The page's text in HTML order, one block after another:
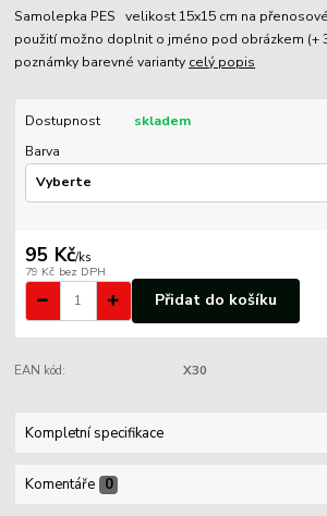
Samolepka PES velikost 15x15 cm na
použití možno doplnit o jméno pod obrázkem (+
poznámky barevné varianty celý popis
Dostupnost
skladem
Barva
95 Kč/ks
79 Kč bez DPH
Přidat do košíku
EAN kód: X30
Kompletní specifikace
Komentáře 0